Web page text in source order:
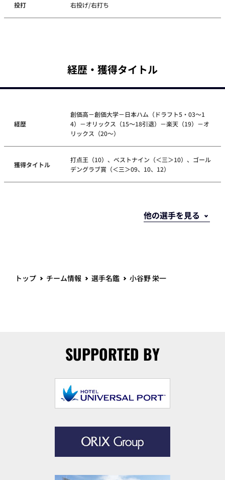
投打 右投げ/右打ち
経歴・獲得タイトル
経歴
創価高－創価大学－日本ハム（ドラフト5・03～1
4）－オリックス（15～18引退）－楽天（19）－オ
リックス（20～）
獲得タイトル
打点王（10）、ベストナイン（＜三＞10）、ゴール
デングラブ賞（＜三＞09、10、12）
トップ チーム情報 選手名鑑 小谷野 栄一
SUPPORTED BY